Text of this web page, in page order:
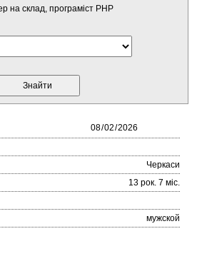
на склад, програміст PHP
Черкаси
13 рок. 7 міc.
мужской